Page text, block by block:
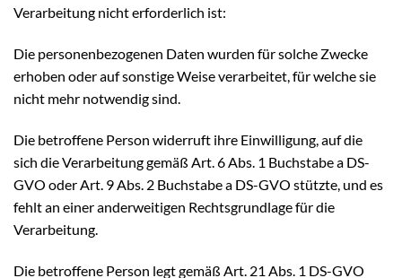
Verarbeitung nicht erforderlich ist:
Die personenbezogenen Daten wurden für solche Zwecke
erhoben oder auf sonstige Weise verarbeitet, für welche sie
nicht mehr notwendig sind.
Die betroffene Person widerruft ihre Einwilligung, auf die
sich die Verarbeitung gemäß Art. 6 Abs. 1 Buchstabe a DS-
GVO oder Art. 9 Abs. 2 Buchstabe a DS-GVO stützte, und es
fehlt an einer anderweitigen Rechtsgrundlage für die
Verarbeitung.
Die betroffene Person legt gemäß Art. 21 Abs. 1 DS-GVO